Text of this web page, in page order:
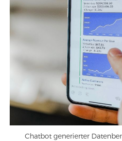
Chatbot generierter